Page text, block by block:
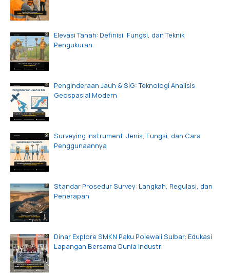
Elevasi Tanah: Definisi, Fungsi, dan Teknik
Pengukuran
Penginderaan Jauh & SIG: Teknologi Analisis
Geospasial Modern
Surveying Instrument: Jenis, Fungsi, dan Cara
Penggunaannya
Standar Prosedur Survey: Langkah, Regulasi, dan
Penerapan
Dinar Explore SMKN Paku Polewali Sulbar: Edukasi
Lapangan Bersama Dunia Industri